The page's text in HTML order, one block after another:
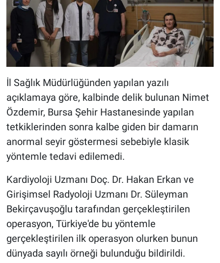
İl Sağlık Müdürlüğünden yapılan yazılı
açıklamaya göre, kalbinde delik bulunan Nimet
Özdemir, Bursa Şehir Hastanesinde yapılan
tetkiklerinden sonra kalbe giden bir damarın
anormal seyir göstermesi sebebiyle klasik
yöntemle tedavi edilemedi.
Kardiyoloji Uzmanı Doç. Dr. Hakan Erkan ve
Girişimsel Radyoloji Uzmanı Dr. Süleyman
Bekirçavuşoğlu tarafından gerçekleştirilen
operasyon, Türkiye'de bu yöntemle
gerçekleştirilen ilk operasyon olurken bunun
dünyada sayılı örneği bulunduğu bildirildi.
Nöbetçi Eczaneler